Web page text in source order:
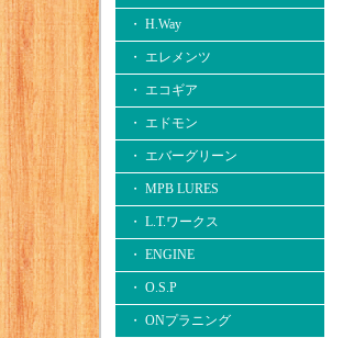
・ H.Way
・ エレメンツ
・ エコギア
・ エドモン
・ エバーグリーン
・ MPB LURES
・ L.T.ワークス
・ ENGINE
・ O.S.P
・ ONプラニング